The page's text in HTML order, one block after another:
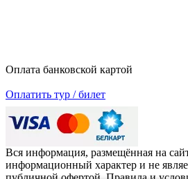
Оплата банковской картой
Оплатить тур / билет
Вся информация, размещённая на
информационный характер и не